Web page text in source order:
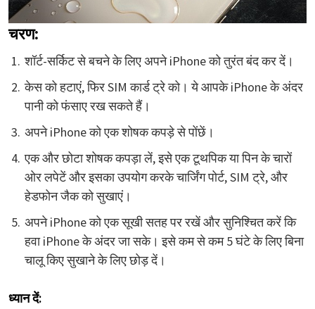
चरण:
शॉर्ट-सर्किट से बचने के लिए अपने iPhone को तुरंत बंद कर दें।
केस को हटाएं, फिर SIM कार्ड ट्रे को। ये आपके iPhone के अंदर
पानी को फंसाए रख सकते हैं।
अपने iPhone को एक शोषक कपड़े से पोंछें।
एक और छोटा शोषक कपड़ा लें, इसे एक टूथपिक या पिन के चारों
ओर लपेटें और इसका उपयोग करके चार्जिंग पोर्ट, SIM ट्रे, और
हेडफोन जैक को सुखाएं।
अपने iPhone को एक सूखी सतह पर रखें और सुनिश्चित करें कि
हवा iPhone के अंदर जा सके। इसे कम से कम 5 घंटे के लिए बिना
चालू किए सुखाने के लिए छोड़ दें।
ध्यान दें: